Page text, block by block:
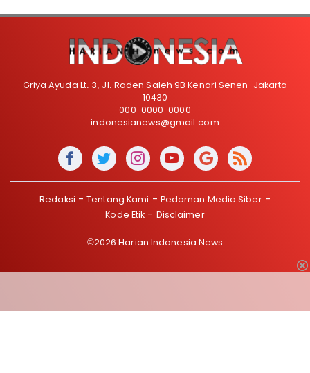
Griya Ayuda Lt. 3, Jl. Raden Saleh 9B Kenari Senen-Jakarta
10430
000-0000-0000
indonesianews@gmail.com
Redaksi Tentang Kami
Pedoman Media Siber
Kode Etik
Disclaimer
©2026 Harian Indonesia News